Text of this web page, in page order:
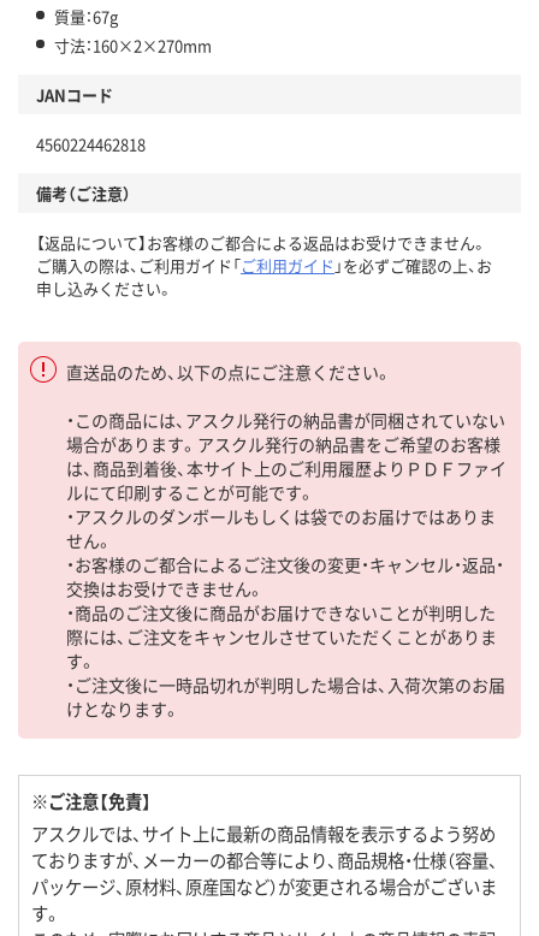
質量：67g
寸法：160×2×270mm
JANコード
4560224462818
備考（ご注意）
【返品について】お客様のご都合による返品はお受けできません。
ご購入の際は、ご利用ガイド「ご利用ガイド 」を必ずご確認の上、お
申し込みください。
直送品のため、以下の点にご注意ください。
・この商品には、アスクル発行の納品書が同梱されていない
場合があります。アスクル発行の納品書をご希望のお客様
は、商品到着後、本サイト上のご利用履歴よりＰＤＦファイ
ルにて印刷することが可能です。
・アスクルのダンボールもしくは袋でのお届けではありま
せん。
・お客様のご都合によるご注文後の変更・キャンセル・返品・
交換はお受けできません。
・商品のご注文後に商品がお届けできないことが判明した
際には、ご注文をキャンセルさせていただくことがありま
す。
・ご注文後に一時品切れが判明した場合は、入荷次第のお届
けとなります。
※ご注意【免責】
アスクルでは、サイト上に最新の商品情報を表示するよう努め
ておりますが、メーカーの都合等により、商品規格・仕様（容量、
パッケージ、原材料、原産国など）が変更される場合がございま
す。